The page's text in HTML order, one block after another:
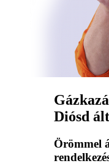
Diósd
Örömmel